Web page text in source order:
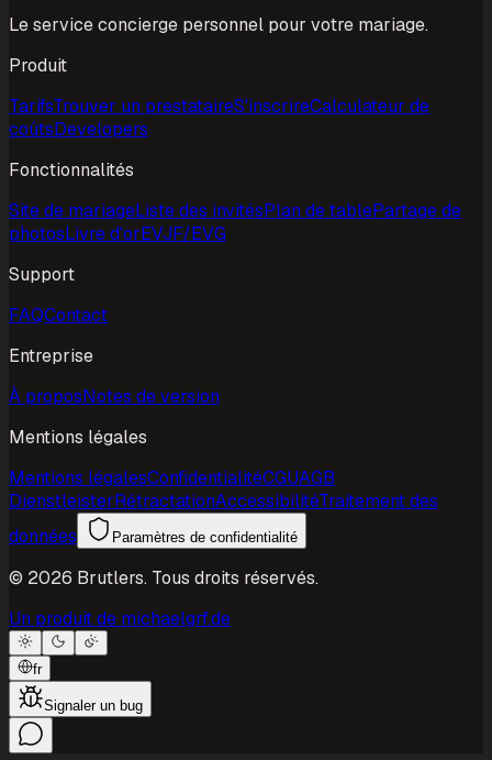
Le service concierge personnel pour votre mariage.
Produit
TarifsTrouver un prestataireS'inscrireCalculateur de
coûtsDevelopers
Fonctionnalités
Site de mariageListe des invitésPlan de tablePartage de
photosLivre d'orEVJF/EVG
Support
FAQContact
Entreprise
À proposNotes de version
Mentions légales
Mentions légalesConfidentialitéCGUAGB
DienstleisterRétractationAccessibilitéTraitement des
données
Paramètres de confidentialité
© 2026 Brutlers. Tous droits réservés.
Un produit de michaelgrf.de
fr
Signaler un bug